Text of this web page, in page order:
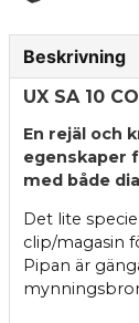
Beskrivning
UX SA 10
En rejäl och
egenskaper
med både
Det lite
clip/magasin
Pipan är